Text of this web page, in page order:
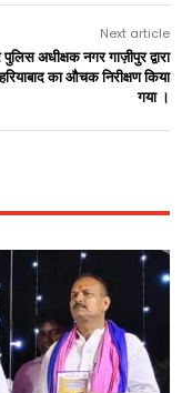
Next article
अधीक्षक नगर गाज़ीपुर द्वारा
का औचक निरीक्षण किया
गया ।